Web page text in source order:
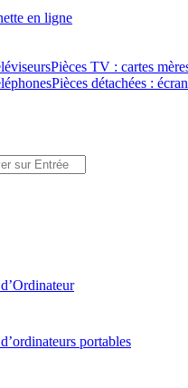
en ligne
Pièces TV : cartes
Pièces détachées :
portables